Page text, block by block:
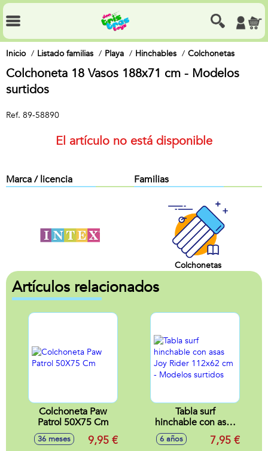
Inicio Listado familias Playa Hinchables Colchonetas
Colchoneta 18 Vasos 188x71 cm - Modelos
surtidos
Ref. 89-58890
El artículo no está disponible
Marca / licencia Familias
Colchonetas
Artículos relacionados
Colchoneta Paw
Patrol 50X75 Cm
36 meses 9,95 €
Tabla surf
hinchable con asas
Joy Rider 112x62
cm - Modelos
6 años 7,95 €